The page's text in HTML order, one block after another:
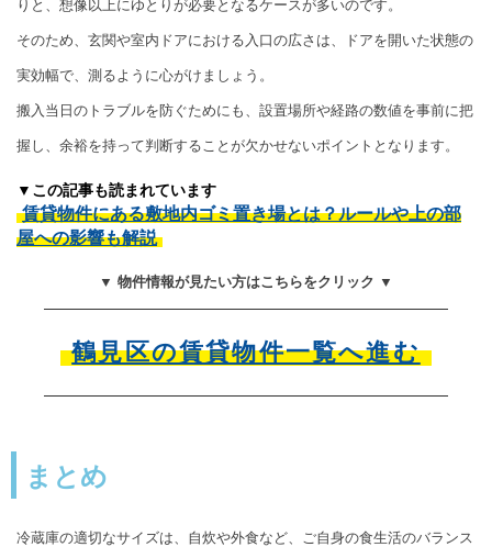
りと、想像以上にゆとりが必要となるケースが多いのです。
そのため、玄関や室内ドアにおける入口の広さは、ドアを開いた状態の
実効幅で、測るように心がけましょう。
搬入当日のトラブルを防ぐためにも、設置場所や経路の数値を事前に把
握し、余裕を持って判断することが欠かせないポイントとなります。
▼この記事も読まれています
賃貸物件にある敷地内ゴミ置き場とは？ルールや上の部
屋への影響も解説
▼ 物件情報が見たい方はこちらをクリック ▼
鶴見区の賃貸物件一覧へ進む
まとめ
冷蔵庫の適切なサイズは、自炊や外食など、ご自身の食生活のバランス